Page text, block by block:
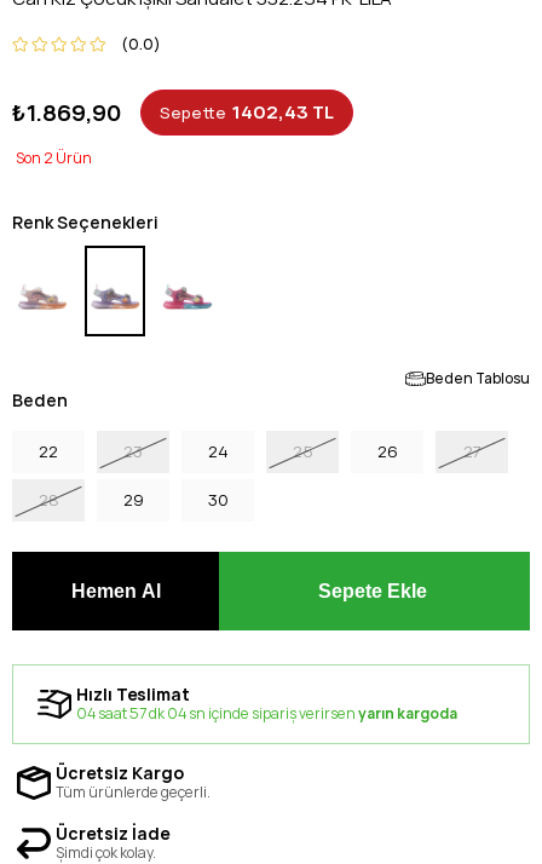
0.0
₺1.869,90 Sepette 1402,43 TL
2
Renk Seçenekleri
Beden Tablosu
Beden
22 23 24 25 26 27
28 29 30
Hızlı Teslimat
04 saat 57 dk 03 sn içinde sipariş verirsenyarın kargoda
Ücretsiz Kargo
Tüm ürünlerde geçerli.
Ücretsiz İade
Şimdi çok kolay.